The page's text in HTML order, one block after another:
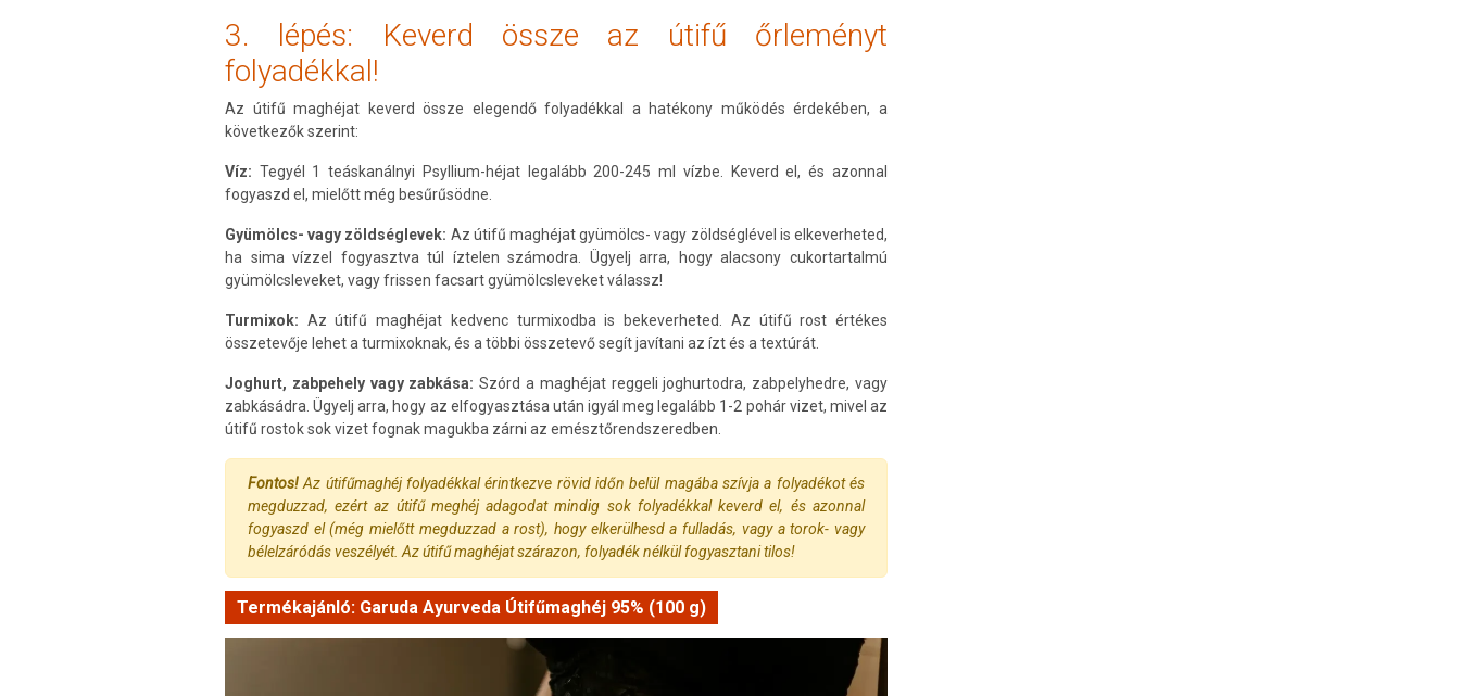
3. lépés: Keverd össze az útifű őrleményt
folyadékkal!
Az útifű maghéjat keverd össze elegendő folyadékkal a hatékony működés érdekében, a
következők szerint:
Víz: Tegyél 1 teáskanálnyi Psyllium-héjat legalább 200-245 ml vízbe. Keverd el, és azonnal
fogyaszd el, mielőtt még besűrűsödne.
Gyümölcs- vagy zöldséglevek: Az útifű maghéjat gyümölcs- vagy zöldséglével is elkeverheted,
ha sima vízzel fogyasztva túl íztelen számodra. Ügyelj arra, hogy alacsony cukortartalmú
gyümölcsleveket, vagy frissen facsart gyümölcsleveket válassz!
Turmixok: Az útifű maghéjat kedvenc turmixodba is bekeverheted. Az útifű rost értékes
összetevője lehet a turmixoknak, és a többi összetevő segít javítani az ízt és a textúrát.
Joghurt, zabpehely vagy zabkása: Szórd a maghéjat reggeli joghurtodra, zabpelyhedre, vagy
zabkásádra. Ügyelj arra, hogy az elfogyasztása után igyál meg legalább 1-2 pohár vizet, mivel az
útifű rostok sok vizet fognak magukba zárni az emésztőrendszeredben.
Fontos!Az útifűmaghéj folyadékkal érintkezve rövid időn belül magába szívja a folyadékot és
megduzzad, ezért az útifű meghéj adagodat mindig sok folyadékkal keverd el, és azonnal
fogyaszd el (még mielőtt megduzzad a rost), hogy elkerülhesd a fulladás, vagy a torok- vagy
bélelzáródás veszélyét. Az útifű maghéjat szárazon, folyadék nélkül fogyasztani tilos!
Termékajánló: Garuda Ayurveda Útifűmaghéj 95% (100 g)